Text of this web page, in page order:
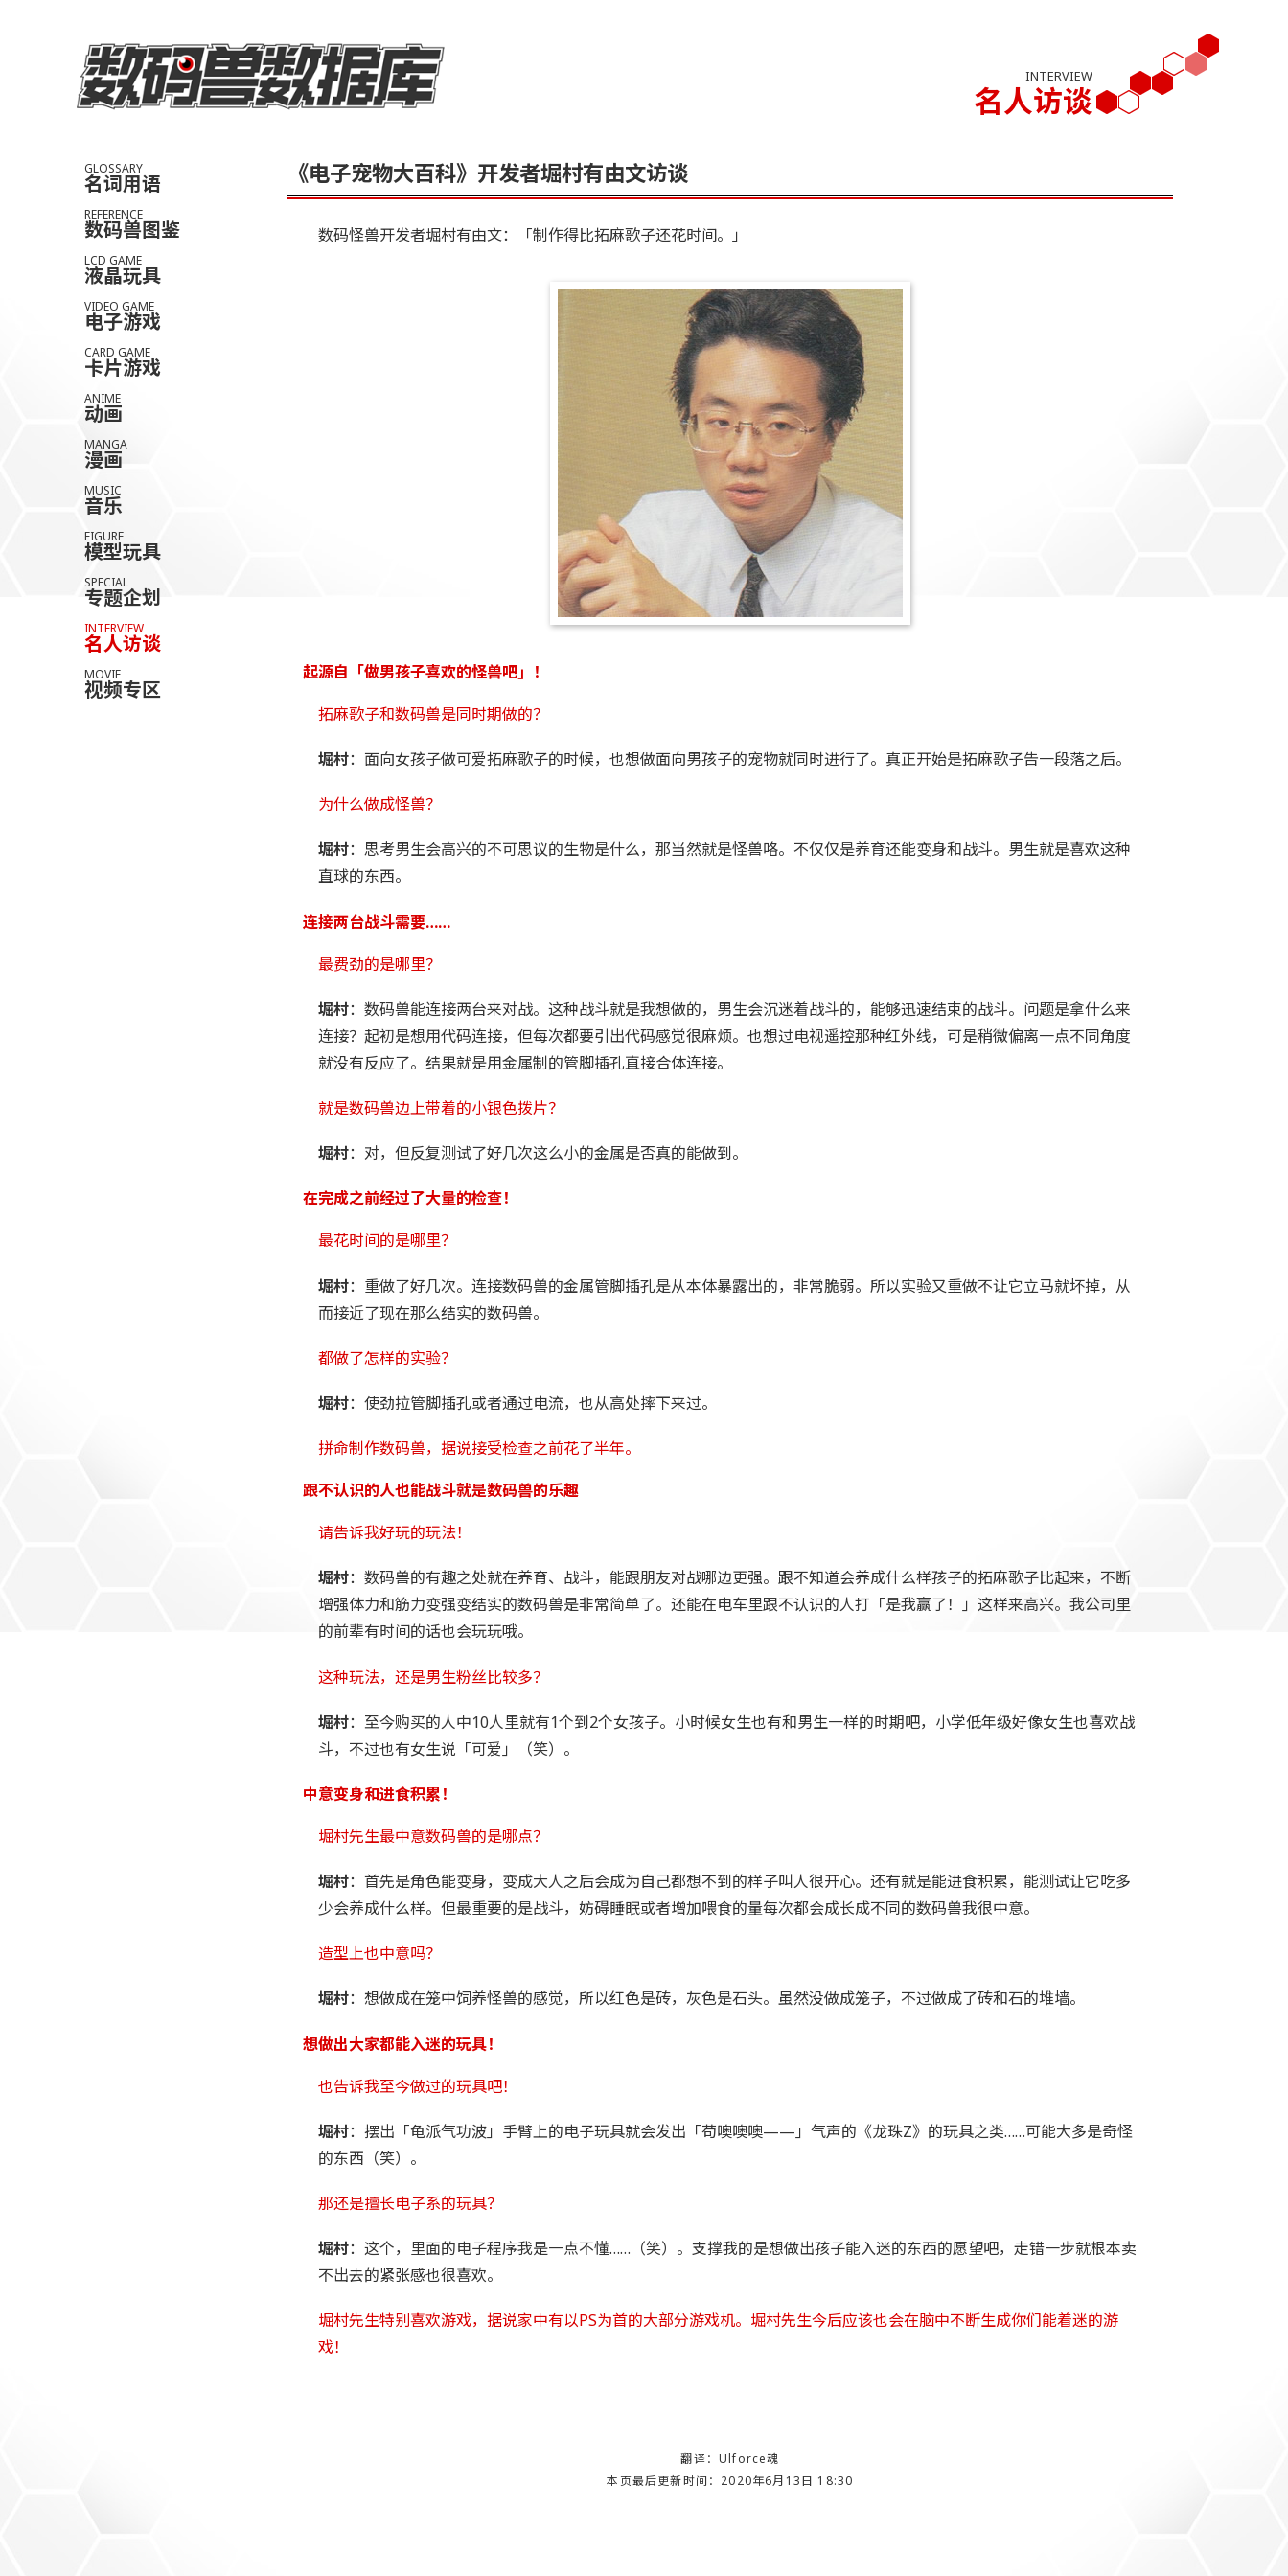
GLOSSARY
名词用语
REFERENCE
数码兽图鉴
LCD GAME
液晶玩具
VIDEO GAME
电子游戏
CARD GAME
卡片游戏
ANIME
动画
MANGA
漫画
MUSIC
音乐
FIGURE
模型玩具
SPECIAL
专题企划
INTERVIEW
名人访谈
MOVIE
视频专区
INTERVIEW
名人访谈
《电子宠物大百科》开发者堀村有由文访谈
数码怪兽开发者堀村有由文：「制作得比拓麻歌子还花时间。」
起源自「做男孩子喜欢的怪兽吧」！
拓麻歌子和数码兽是同时期做的？
堀村：面向女孩子做可爱拓麻歌子的时候，也想做面向男孩子的宠物就同时进行了。真正开始是拓麻歌子告一段落之后。
为什么做成怪兽？
堀村：思考男生会高兴的不可思议的生物是什么，那当然就是怪兽咯。不仅仅是养育还能变身和战斗。男生就是喜欢这种
直球的东西。
连接两台战斗需要……
最费劲的是哪里？
堀村：数码兽能连接两台来对战。这种战斗就是我想做的，男生会沉迷着战斗的，能够迅速结束的战斗。问题是拿什么来
连接？起初是想用代码连接，但每次都要引出代码感觉很麻烦。也想过电视遥控那种红外线，可是稍微偏离一点不同角度
就没有反应了。结果就是用金属制的管脚插孔直接合体连接。
就是数码兽边上带着的小银色拨片？
堀村：对，但反复测试了好几次这么小的金属是否真的能做到。
在完成之前经过了大量的检查！
最花时间的是哪里？
堀村：重做了好几次。连接数码兽的金属管脚插孔是从本体暴露出的，非常脆弱。所以实验又重做不让它立马就坏掉，从
而接近了现在那么结实的数码兽。
都做了怎样的实验？
堀村：使劲拉管脚插孔或者通过电流，也从高处摔下来过。
拼命制作数码兽，据说接受检查之前花了半年。
跟不认识的人也能战斗就是数码兽的乐趣
请告诉我好玩的玩法！
堀村：数码兽的有趣之处就在养育、战斗，能跟朋友对战哪边更强。跟不知道会养成什么样孩子的拓麻歌子比起来，不断
增强体力和筋力变强变结实的数码兽是非常简单了。还能在电车里跟不认识的人打「是我赢了！」这样来高兴。我公司里
的前辈有时间的话也会玩玩哦。
这种玩法，还是男生粉丝比较多？
堀村：至今购买的人中10人里就有1个到2个女孩子。小时候女生也有和男生一样的时期吧，小学低年级好像女生也喜欢战
斗，不过也有女生说「可爱」（笑）。
中意变身和进食积累！
堀村先生最中意数码兽的是哪点？
堀村：首先是角色能变身，变成大人之后会成为自己都想不到的样子叫人很开心。还有就是能进食积累，能测试让它吃多
少会养成什么样。但最重要的是战斗，妨碍睡眠或者增加喂食的量每次都会成长成不同的数码兽我很中意。
造型上也中意吗？
堀村：想做成在笼中饲养怪兽的感觉，所以红色是砖，灰色是石头。虽然没做成笼子，不过做成了砖和石的堆墙。
想做出大家都能入迷的玩具！
也告诉我至今做过的玩具吧！
堀村：摆出「龟派气功波」手臂上的电子玩具就会发出「苟噢噢噢——」气声的《龙珠Z》的玩具之类……可能大多是奇怪
的东西（笑）。
那还是擅长电子系的玩具？
堀村：这个，里面的电子程序我是一点不懂……（笑）。支撑我的是想做出孩子能入迷的东西的愿望吧，走错一步就根本卖
不出去的紧张感也很喜欢。
堀村先生特别喜欢游戏，据说家中有以PS为首的大部分游戏机。堀村先生今后应该也会在脑中不断生成你们能着迷的游
戏！
翻译：Ulforce魂
本页最后更新时间： 2020年6月13日 18:30